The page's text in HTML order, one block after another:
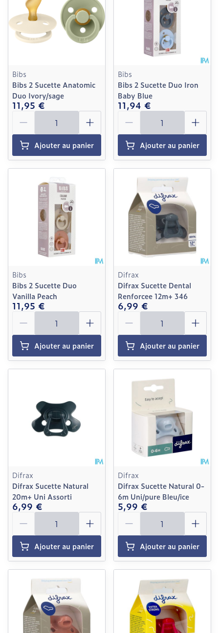
Bibs
Bibs 2 Sucette Anatomic
Duo Ivory/sage
11,95 €
Quantité
Ajouter au panier
Bibs
Bibs 2 Sucette Duo Iron
Baby Blue
11,94 €
Quantité
Ajouter au panier
Bibs
Bibs 2 Sucette Duo
Vanilla Peach
11,95 €
Quantité
Ajouter au panier
Difrax
Difrax Sucette Dental
Renforcee 12m+ 346
6,99 €
Quantité
Ajouter au panier
Difrax
Difrax Sucette Natural
20m+ Uni Assorti
6,99 €
Quantité
Ajouter au panier
Difrax
Difrax Sucette Natural 0-
6m Uni/pure Bleu/ice
5,99 €
Quantité
Ajouter au panier